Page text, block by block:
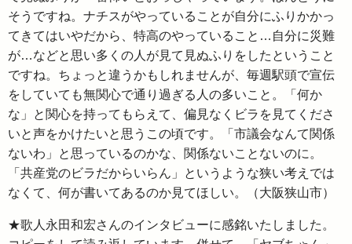
そうですね。ナチスがやっていることが自分にふりかかっ
てきてはいやだから、特高のやっていること…自分に災難
が…などと思い多くの人が見て見ぬふりをしたということ
ですね。ちょっと違うかもしれませんが、毎週駅頭で宣伝
をしていても無関心で通り過ぎる人の多いこと。「何か
な」と関心を持ってもらえて、偏見なくビラを見てくださ
いと声をかけたいと思うこの頃です。「市議会なんて関係
ないわ」と思っているのかな、関係ないことないのに。
「共産党のビラだからいらん」というような狭い考えでは
なくて、何が書いてあるのか見てほしい。（大阪狭山市）
★歌人永田和宏さんのインタビューに感銘いたしました。